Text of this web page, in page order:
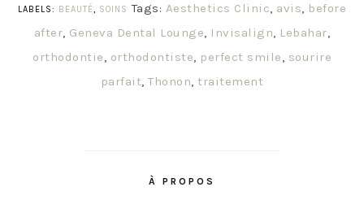
LABELS:
BEAUTÉ, SOINS Tags: Aesthetics Clinic, avis, before
after, Geneva Dental Lounge, Invisalign, Lebahar,
orthodontie, orthodontiste, perfect smile, sourire
parfait,Thonon,traitement
À PROPOS